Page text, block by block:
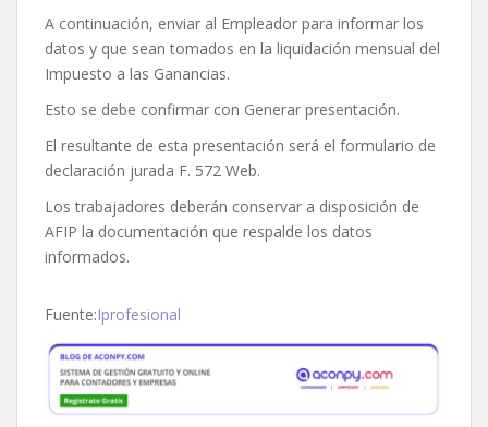
A continuación, enviar al Empleador para informar los
datos y que sean tomados en la liquidación mensual del
Impuesto a las Ganancias.
Esto se debe confirmar con Generar presentación.
El resultante de esta presentación será el formulario de
declaración jurada F. 572 Web.
Los trabajadores deberán conservar a disposición de
AFIP la documentación que respalde los datos
informados.
Fuente:Iprofesional